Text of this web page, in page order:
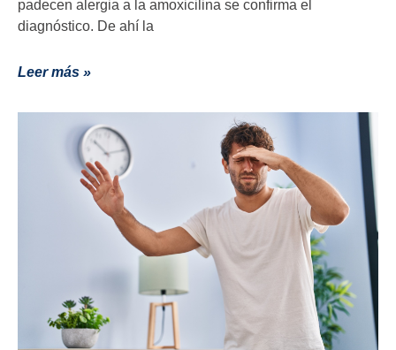
padecen alergia a la amoxicilina se confirma el
diagnóstico. De ahí la
Leer más »